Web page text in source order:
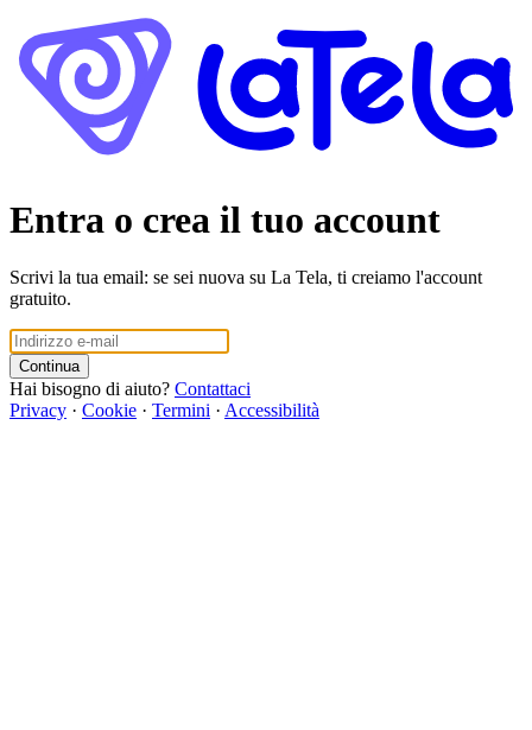
Entra o crea il tuo account
Scrivi la tua email: se sei nuova su La Tela, ti creiamo l'account
gratuito.
Continua
Hai bisogno di aiuto? Contattaci
Privacy · Cookie · Termini · Accessibilità